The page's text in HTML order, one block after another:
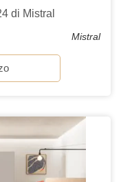
di Mistral
Mistral